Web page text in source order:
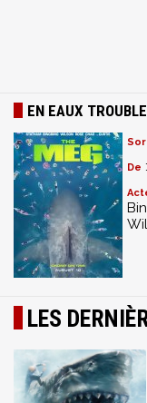
EN EAUX
De
LES